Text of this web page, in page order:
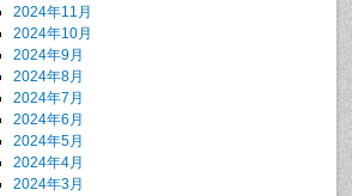
2024年11月
2024年10月
2024年9月
2024年8月
2024年7月
2024年6月
2024年5月
2024年4月
2024年3月